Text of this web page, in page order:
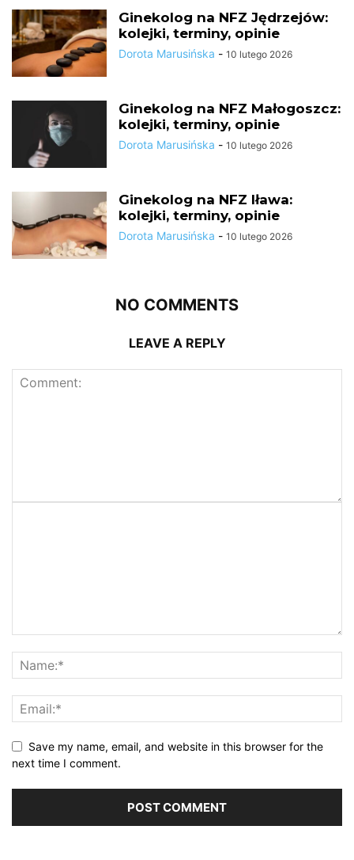
Ginekolog na NFZ Jędrzejów:
kolejki, terminy, opinie
Dorota Marusińska - 10 lutego 2026
Ginekolog na NFZ Małogoszcz:
kolejki, terminy, opinie
Dorota Marusińska - 10 lutego 2026
Ginekolog na NFZ Iława:
kolejki, terminy, opinie
Dorota Marusińska - 10 lutego 2026
NO COMMENTS
LEAVE A REPLY
Save my name, email, and website in this browser for the
next time I comment.